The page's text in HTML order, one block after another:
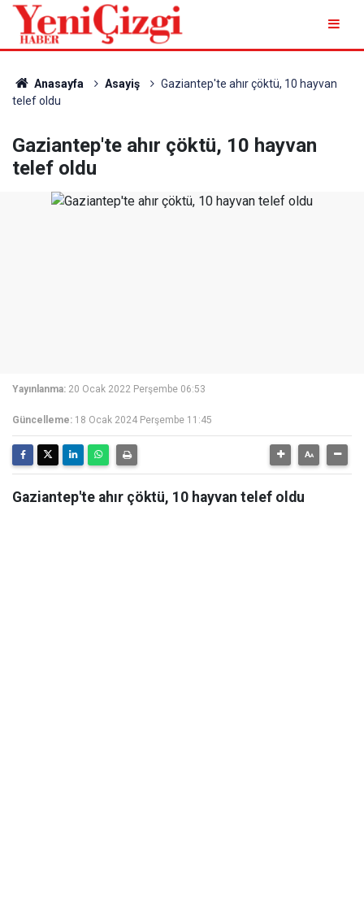
Anasayfa Asayiş
Gaziantep'te ahır çöktü, 10 hayvan
telef oldu
Gaziantep'te ahır çöktü, 10 hayvan
telef oldu
Yayınlanma: 20 Ocak 2022 Perşembe 06:53
Güncelleme: 18 Ocak 2024 Perşembe 11:45
Gaziantep'te ahır çöktü, 10 hayvan telef oldu